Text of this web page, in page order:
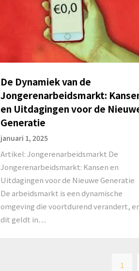
De Dynamiek van de
Jongerenarbeidsmarkt:
en Uitdagingen voor de
Generatie
januari 1, 2025
Artikel: Jongerenarbeidsmarkt De
Jongerenarbeidsmarkt: Kansen en
Uitdagingen voor de Nieuwe Generatie
De arbeidsmarkt is een dynamische
omgeving die voortdurend verandert,
dit geldt in…
1